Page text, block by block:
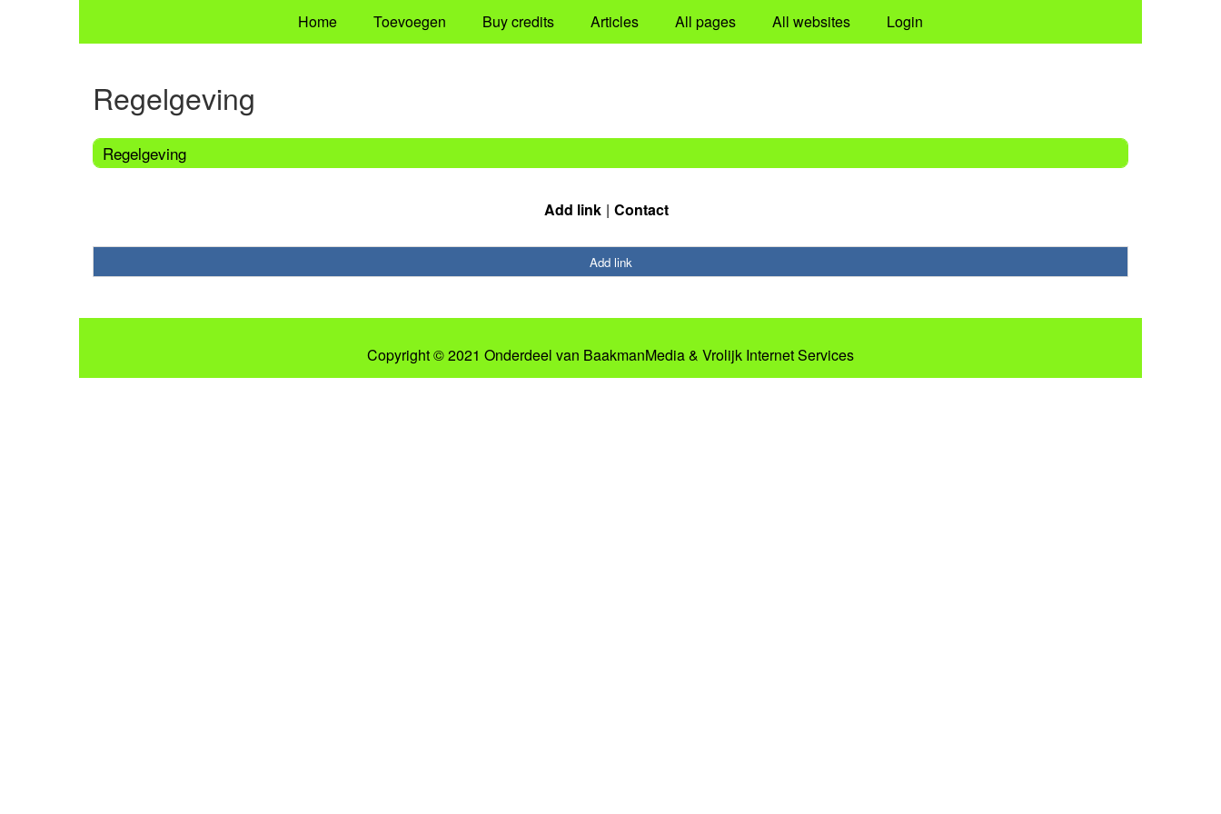
Home Toevoegen Buy credits Articles All pages All websites Login
Regelgeving
Regelgeving
Add link Contact
Add link
Copyright © 2021 Onderdeel van BaakmanMedia& Vrolijk Internet Services